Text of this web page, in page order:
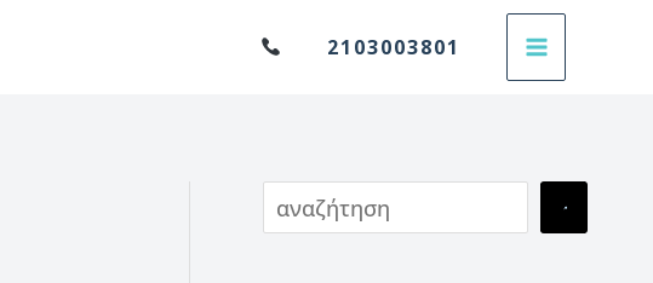
2103003801
ν
τ